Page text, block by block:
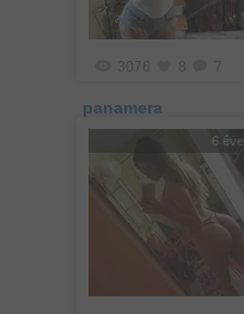
3076 7
panamera
6 éve